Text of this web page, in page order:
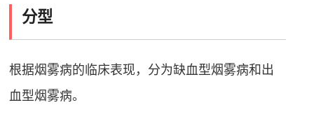
分型
根据烟雾病的临床表现，分为缺血型烟雾病和出
血型烟雾病。